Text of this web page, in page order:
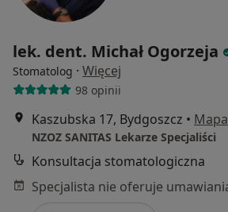
lek. dent. Michał Ogorzeja
Stomatolog · Więcej
98 opinii
Kaszubska 17, Bydgoszcz • Mapa
NZOZ SANITAS Lekarze Specjaliści
Konsultacja stomatologiczna